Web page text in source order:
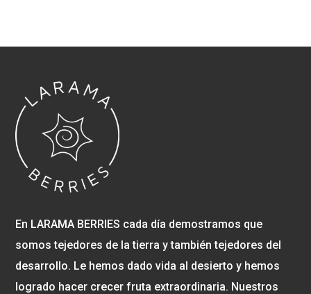
En LARAMA BERRIES cada día demostramos que
somos tejedores de la tierra y también tejedores del
desarrollo. Le hemos dado vida al desierto y hemos
logrado hacer crecer fruta extraordinaria. Nuestros